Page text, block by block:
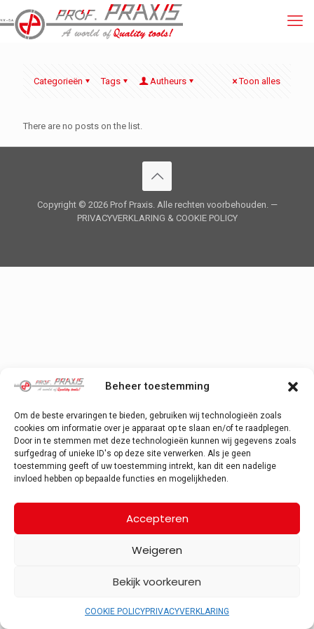
Beheer toestemming
Om de beste ervaringen te bieden, gebruiken wij technologieën zoals
cookies om informatie over je apparaat op te slaan en/of te raadplegen.
Door in te stemmen met deze technologieën kunnen wij gegevens zoals
surfgedrag of unieke ID's op deze site verwerken. Als je geen
toestemming geeft of uw toestemming intrekt, kan dit een nadelige
invloed hebben op bepaalde functies en mogelijkheden.
Accepteren
Weigeren
Bekijk voorkeuren
COOKIE POLICYPRIVACYVERKLARING
Categorieën Tags Autheurs Toon alles
There are no posts on the list.
Copyright © 2026 Prof Praxis. Alle rechten voorbehouden. —
PRIVACYVERKLARING & COOKIE POLICY